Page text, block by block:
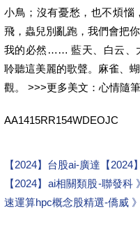
小鳥；沒有憂愁，也不煩惱
飛，蟲兒別亂跑，我們會把
我的必然…… 藍天、白云、
聆聽這美麗的歌聲。麻雀、
觀。 >>>更多美文：心情隨筆
AA1415RR154WDEOJC
【2024】台股ai-廣達 【
【2024】ai相關類股-聯發科
速運算hpc概念股精選-僑威